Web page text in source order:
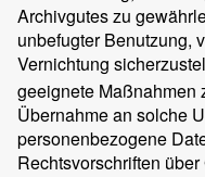
Archivgutes zu
unbefugter Benutzung,
Vernichtung
geeignete Maßnahmen
Übernahme an solche
personenbezogene
Rechtsvorschriften